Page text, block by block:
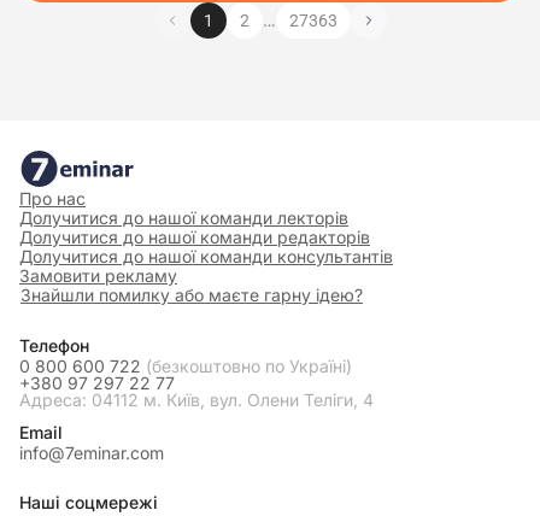
1 2 … 27363
Про нас
Долучитися до нашої команди лекторів
Долучитися до нашої команди редакторів
Долучитися до нашої команди консультантів
Замовити рекламу
Знайшли помилку або маєте гарну ідею?
Телефон
0 800 600 722 (безкоштовно по Україні)
+380 97 297 22 77
Адреса: 04112 м. Київ, вул. Олени Теліги, 4
Email
info@7eminar.com
Наші соцмережі